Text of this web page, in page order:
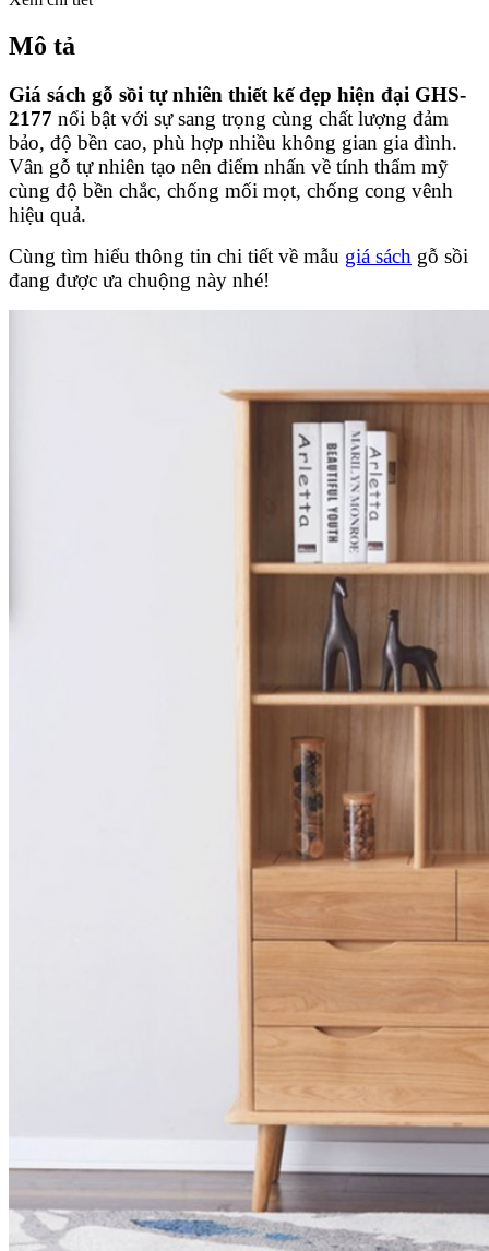
Mô tả
Giá sách gỗ sồi tự nhiên thiết kế đẹp hiện đại GHS-
2177 nổi bật với sự sang trọng cùng chất lượng đảm
bảo, độ bền cao, phù hợp nhiều không gian gia đình.
Vân gỗ tự nhiên tạo nên điểm nhấn về tính thẩm mỹ
cùng độ bền chắc, chống mối mọt, chống cong vênh
hiệu quả.
Cùng tìm hiểu thông tin chi tiết về mẫu giá sách gỗ sồi
đang được ưa chuộng này nhé!